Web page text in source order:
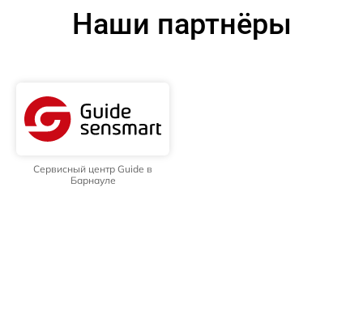
Наши партнёры
Сервисный центр Guide в
Барнауле